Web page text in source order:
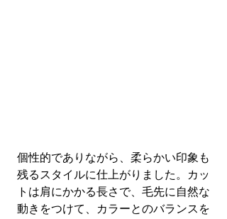
個性的でありながら、柔らかい印象も
残るスタイルに仕上がりました。カッ
トは肩にかかる長さで、毛先に自然な
動きをつけて、カラーとのバランスを